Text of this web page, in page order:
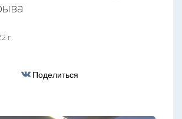
г.
Поделиться